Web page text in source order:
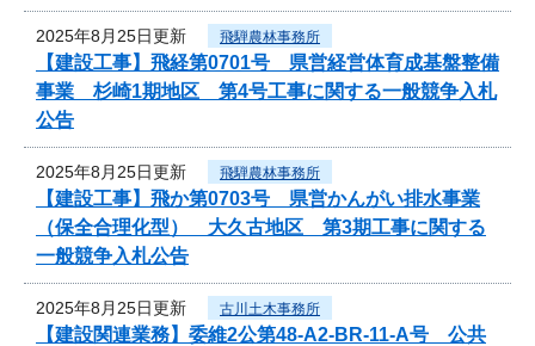
2025年8月25日更新 飛騨農林事務所
【建設工事】飛経第0701号 県営経営体育成基盤整備
事業 杉崎1期地区 第4号工事に関する一般競争入札
公告
2025年8月25日更新 飛騨農林事務所
【建設工事】飛か第0703号 県営かんがい排水事業
（保全合理化型） 大久古地区 第3期工事に関する
一般競争入札公告
2025年8月25日更新 古川土木事務所
【建設関連業務】委維2公第48-A2-BR-11-A号 公共